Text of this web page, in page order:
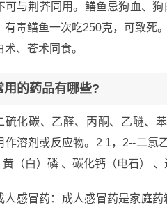
可与荆芥同用。鳝鱼忌狗血、
有毒鳝鱼一次吃250克，可致死
术、苍术同食。
用的药品有哪些?
硫化碳、乙醛、丙酮、乙醚、
作溶剂或反应物。2 1，2--二氯
黄（白）磷 、碳化钙（电石）
人感冒药：成人感冒药是家庭